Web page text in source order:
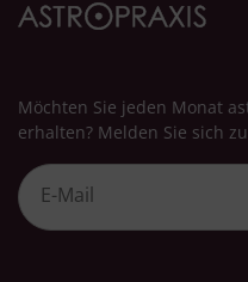
Möchten Sie jeden Monat
erhalten? Melden Sie sich
Endgeräteeigenschaften